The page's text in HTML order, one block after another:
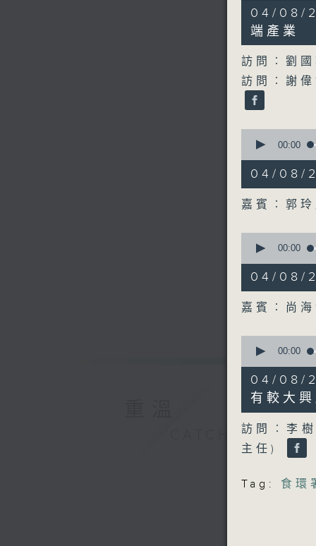
CATCHUP
27
minutes,
49
seconds
04/08/
端產業
訪問︰劉
訪問︰謝
seconds
10
minutes,
0
seconds
90%
00:00
04/08/
嘉賓︰郭
seconds
10
minutes,
41
seconds
90%
00:00
04/08/
嘉賓︰尚
seconds
10
minutes,
49
00:00
04/08/
有較大
訪問︰李
主任)
Tag: 食環